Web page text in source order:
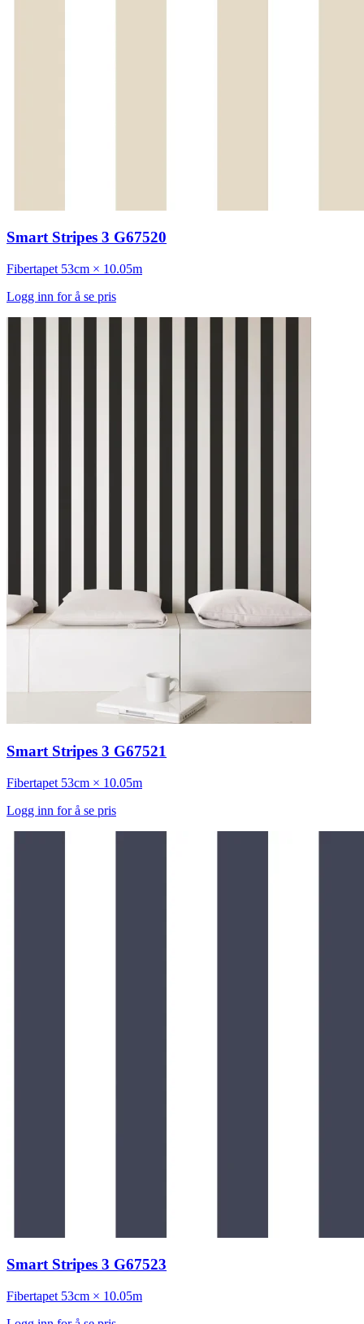
Smart Stripes 3 G67520
Fibertapet 53cm × 10.05m
Logg inn for å se pris
Smart Stripes 3 G67521
Fibertapet 53cm × 10.05m
Logg inn for å se pris
Smart Stripes 3 G67523
Fibertapet 53cm × 10.05m